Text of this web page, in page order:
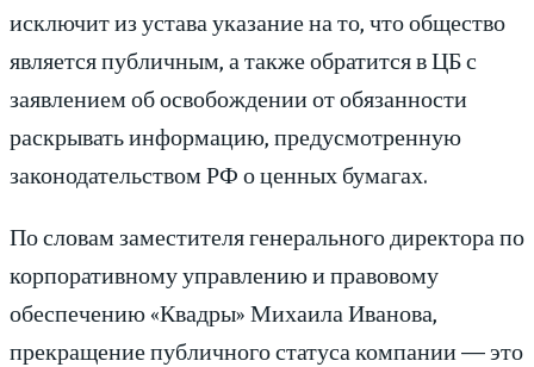
исключит из устава указание на то, что общество
является публичным, а также обратится в ЦБ с
заявлением об освобождении от обязанности
раскрывать информацию, предусмотренную
законодательством РФ о ценных бумагах.
По словам заместителя генерального директора по
корпоративному управлению и правовому
обеспечению «Квадры» Михаила Иванова,
прекращение публичного статуса компании — это